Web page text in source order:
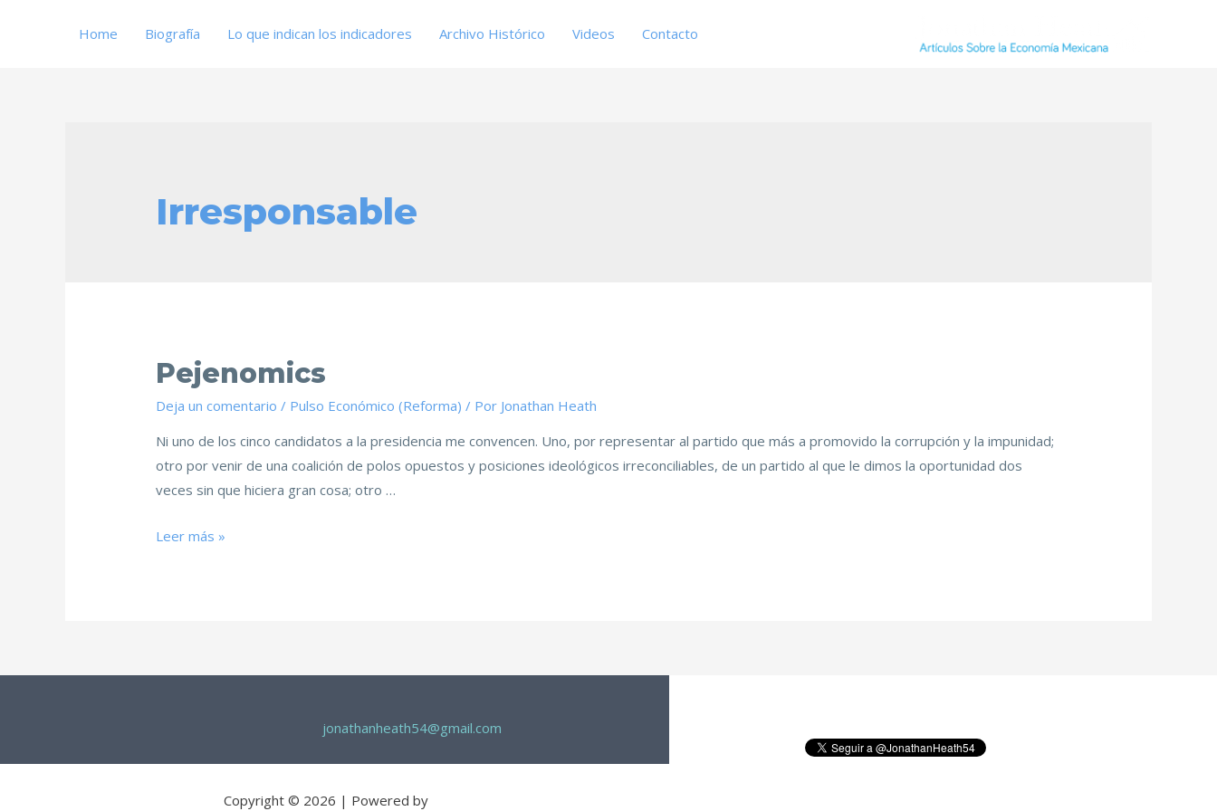
Home Biografía Lo que indican los indicadores Archivo Histórico Videos Contacto
Irresponsable
Pejenomics
Deja un comentario / Pulso Económico (Reforma) / Por Jonathan Heath
Ni uno de los cinco candidatos a la presidencia me convencen. Uno, por representar al partido que más a promovido la corrupción y la impunidad;
otro por venir de una coalición de polos opuestos y posiciones ideológicos irreconciliables, de un partido al que le dimos la oportunidad dos
veces sin que hiciera gran cosa; otro …
Leer más »
jonathanheath54@gmail.com
Copyright © 2026 | Powered by